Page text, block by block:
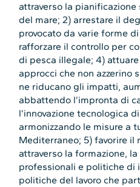
attraverso la
del mare; 2) arrestare il
provocato da varie forme
rafforzare il controllo per
di pesca illegale; 4)
approcci che non azzerino
ne riducano gli impatti,
abbattendo l’impronta di
l’innovazione tecnologica
armonizzando le misure a
Mediterraneo; 5) favorire il
attraverso la formazione,
professionali e politiche di
politiche del lavoro che